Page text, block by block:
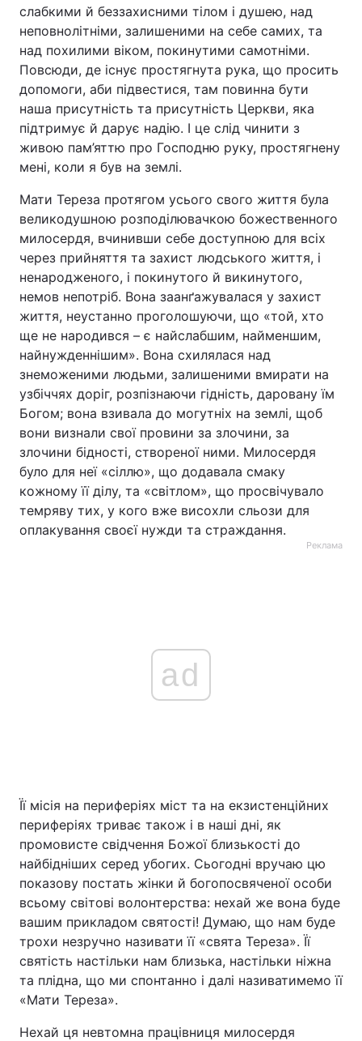
слабкими й беззахисними тілом і душею, над
неповнолітніми, залишеними на себе самих, та
над похилими віком, покинутими самотніми.
Повсюди, де існує простягнута рука, що просить
допомоги, аби підвестися, там повинна бути
наша присутність та присутність Церкви, яка
підтримує й дарує надію. І це слід чинити з
живою пам’яттю про Господню руку, простягнену
мені, коли я був на землі.
Мати Тереза протягом усього свого життя була
великодушною розподілювачкою божественного
милосердя, вчинивши себе доступною для всіх
через прийняття та захист людського життя, і
ненародженого, і покинутого й викинутого,
немов непотріб. Вона заанґажувалася у захист
життя, неустанно проголошуючи, що «той, хто
ще не народився – є найслабшим, найменшим,
найнужденнішим». Вона схилялася над
знеможеними людьми, залишеними вмирати на
узбіччях доріг, розпізнаючи гідність, даровану їм
Богом; вона взивала до могутніх на землі, щоб
вони визнали свої провини за злочини, за
злочини бідності, створеної ними. Милосердя
було для неї «сіллю», що додавала смаку
кожному її ділу, та «світлом», що просвічувало
темряву тих, у кого вже висохли сльози для
оплакування своєї нужди та страждання.
Реклама
ad
Її місія на периферіях міст та на екзистенційних
периферіях триває також і в наші дні, як
промовисте свідчення Божої близькості до
найбідніших серед убогих. Сьогодні вручаю цю
показову постать жінки й богопосвяченої особи
всьому світові волонтерства: нехай же вона буде
вашим прикладом святості! Думаю, що нам буде
трохи незручно називати її «свята Тереза». Її
святість настільки нам близька, настільки ніжна
та плідна, що ми спонтанно і далі називатимемо її
«Мати Тереза».
Нехай ця невтомна працівниця милосердя